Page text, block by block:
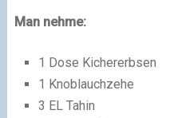
Man nehme:
1 Dose Kichererbsen
1 Knoblauchzehe
3 EL Tahin